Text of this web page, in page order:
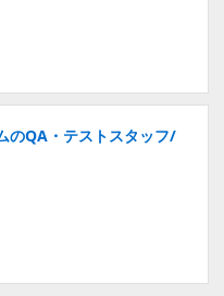
のQA・テストスタッフ/